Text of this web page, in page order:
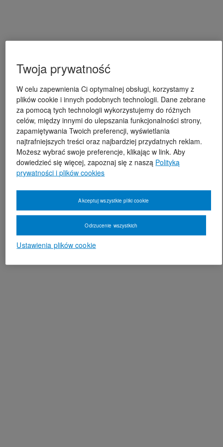
Twoja prywatność
W celu zapewnienia Ci optymalnej obsługi, korzystamy z
plików cookie i innych podobnych technologii. Dane zebrane
za pomocą tych technologii wykorzystujemy do różnych
celów, między innymi do ulepszania funkcjonalności strony,
zapamiętywania Twoich preferencji, wyświetlania
najtrafniejszych treści oraz najbardziej przydatnych reklam.
Możesz wybrać swoje preferencje, klikając w link. Aby
dowiedzieć się więcej, zapoznaj się z naszą Polityką
prywatności i plików cookies
Ustawienia plików cookie
Odrzucenie wszystkich
Akceptuj wszystkie pliki cookie